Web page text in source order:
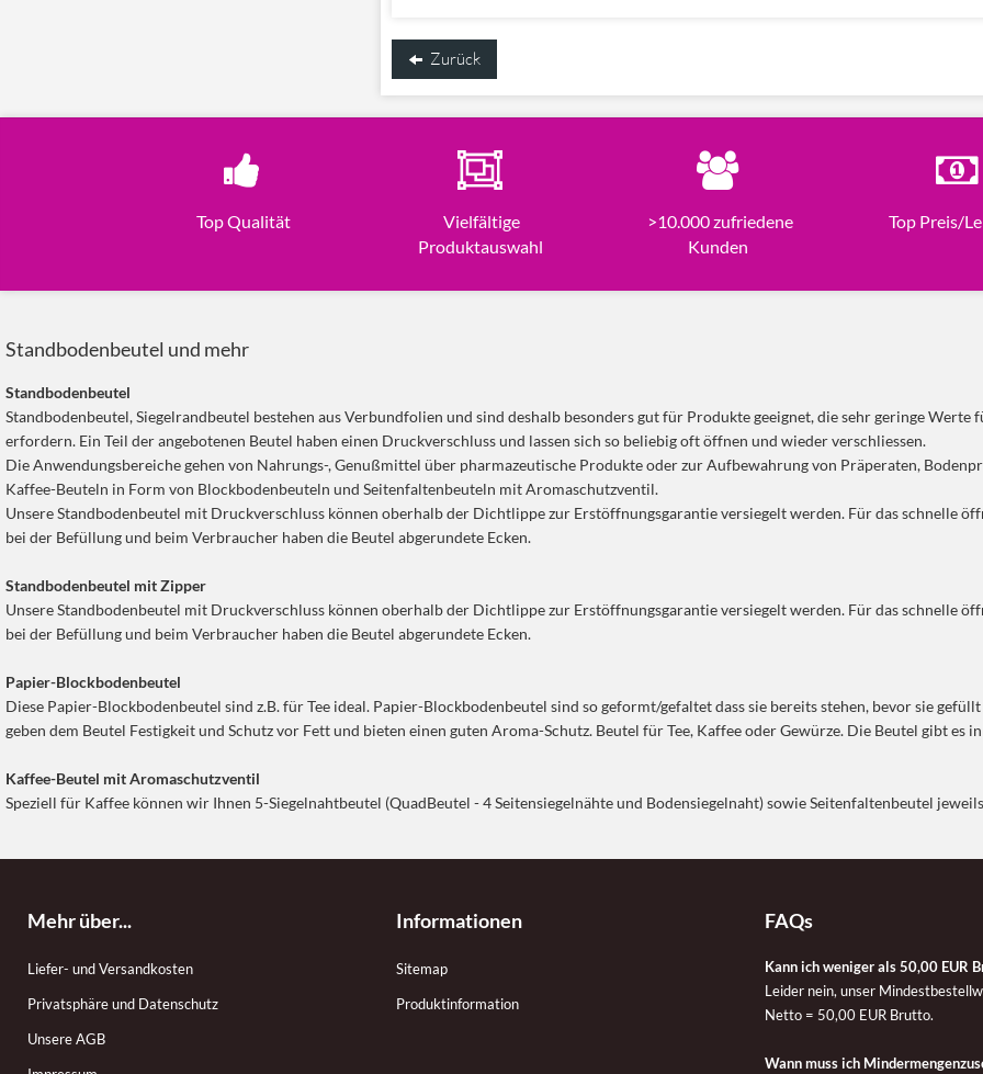
Zurück
Top Qualität
Vielfältige
Produktauswahl
>10.000 zufriedene
Kunden
Top Preis/
Standbodenbeutel und mehr
Standbodenbeutel
Standbodenbeutel, Siegelrandbeutel bestehen aus Verbundfolien und sind deshalb besonders gut für Produkte geeignet, die sehr geringe
erfordern. Ein Teil der angebotenen Beutel haben einen Druckverschluss und lassen sich so beliebig oft öffnen und wieder verschliessen.
Die Anwendungsbereiche gehen von Nahrungs-, Genußmittel über pharmazeutische Produkte oder zur Aufbewahrung von Präperaten,
Kaffee-Beuteln in Form von Blockbodenbeuteln und Seitenfaltenbeuteln mit Aromaschutzventil.
Unsere Standbodenbeutel mit Druckverschluss können oberhalb der Dichtlippe zur Erstöffnungsgarantie versiegelt werden. Für das schnelle
bei der Befüllung und beim Verbraucher haben die Beutel abgerundete Ecken.
Standbodenbeutel mit Zipper
Unsere Standbodenbeutel mit Druckverschluss können oberhalb der Dichtlippe zur Erstöffnungsgarantie versiegelt werden. Für das schnelle
bei der Befüllung und beim Verbraucher haben die Beutel abgerundete Ecken.
Papier-Blockbodenbeutel
Diese Papier-Blockbodenbeutel sind z.B. für Tee ideal. Papier-Blockbodenbeutel sind so geformt/gefaltet dass sie bereits stehen, bevor sie
geben dem Beutel Festigkeit und Schutz vor Fett und bieten einen guten Aroma-Schutz. Beutel für Tee, Kaffee oder Gewürze. Die Beutel gibt
Kaffee-Beutel mit Aromaschutzventil
Speziell für Kaffee können wir Ihnen 5-Siegelnahtbeutel (QuadBeutel - 4 Seitensiegelnähte und Bodensiegelnaht) sowie Seitenfaltenbeutel
Mehr über...
Liefer- und Versandkosten
Privatsphäre und Datenschutz
Unsere AGB
Informationen
Sitemap
Produktinformation
FAQs
Kann ich weniger als 50,00 EUR
Leider nein, unser Mindestbestellwert ist
Netto = 50,00 EUR Brutto.
Wann muss ich